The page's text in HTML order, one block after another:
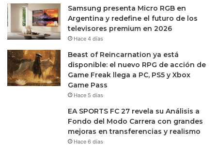
Samsung presenta Micro RGB en
Argentina y redefine el futuro de los
televisores premium en 2026
Hace 4 días
Beast of Reincarnation ya está
disponible: el nuevo RPG de acción de
Game Freak llega a PC, PS5 y Xbox
Game Pass
Hace 5 días
EA SPORTS FC 27 revela su Análisis a
Fondo del Modo Carrera con grandes
mejoras en transferencias y realismo
Hace 6 días